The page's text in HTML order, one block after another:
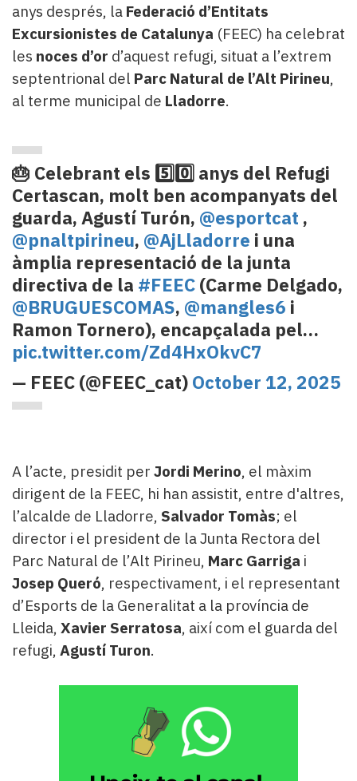
patrocinat
Lo
més
llegit...
Editorial
anys després, la Federació d’Entitats
Excursionistes de Catalunya (FEEC) ha celebrat
les noces d’or d’aquest refugi, situat a l’extrem
septentrional del Parc Natural de l’Alt Pirineu,
al terme municipal de Lladorre.
🎂 Celebrant els 5️⃣0️⃣ anys del Refugi
Certascan, molt ben acompanyats del
guarda, Agustí Turón, @esportcat ,
@pnaltpirineu, @AjLladorre i una
àmplia representació de la junta
directiva de la #FEEC (Carme Delgado,
@BRUGUESCOMAS, @mangles6 i
Ramon Tornero), encapçalada pel…
pic.twitter.com/Zd4HxOkvC7
— FEEC (@FEEC_cat) October 12, 2025
A l’acte, presidit per Jordi Merino, el màxim
dirigent de la FEEC, hi han assistit, entre d'altres,
l’alcalde de Lladorre, Salvador Tomàs; el
director i el president de la Junta Rectora del
Parc Natural de l’Alt Pirineu, Marc Garriga i
Josep Queró, respectivament, i el representant
d’Esports de la Generalitat a la província de
Lleida, Xavier Serratosa, així com el guarda del
refugi, Agustí Turon.